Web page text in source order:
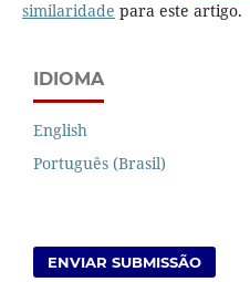
similaridade para este artigo.
IDIOMA
English
Português (Brasil)
ENVIAR SUBMISSÃO